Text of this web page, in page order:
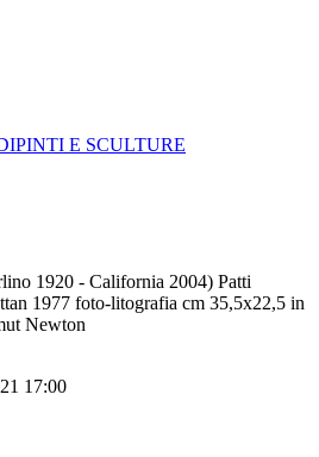
E SCULTURE
1920 - California 2004) Patti
1977 foto-litografia cm 35,5x22,5 in
Newton
17:00